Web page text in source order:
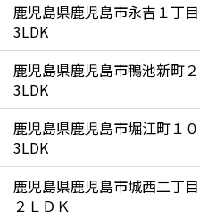
鹿児島県鹿児島市永吉１丁
3LDK
鹿児島県鹿児島市鴨池新町
3LDK
鹿児島県鹿児島市堀江町１
3LDK
鹿児島県鹿児島市城西二丁目
２ＬＤＫ